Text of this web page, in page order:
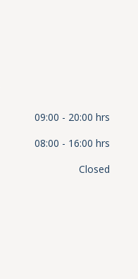
09:00 - 20:00 hrs
08:00 - 16:00 hrs
Closed